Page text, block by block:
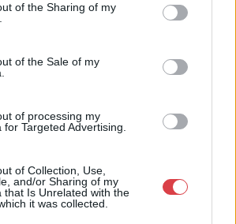
of the Sharing of my
of the Sale of my
of processing my
Targeted Advertising.
of Collection, Use,
and/or Sharing of my
that Is Unrelated with the
it was collected.
nyarán nyitottuk meg Galériánkat
Célunk, hogy az eladók optimális
vevőt műtárgyaikra, az eladók pedig
rendezünk minden második héten,
árverést! Kedd-től péntek-ig 11.00-este
MŰTÁRGYAI